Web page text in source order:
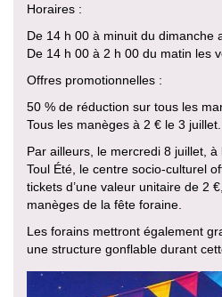
Horaires :
De 14 h 00 à minuit du dimanche
De 14 h 00 à 2 h 00 du matin les
Offres promotionnelles :
50 % de réduction sur tous les
Tous les manèges à 2 € le 3 juillet.
Par ailleurs, le mercredi 8 juillet, à
Toul Été, le centre socio-culturel
tickets d’une valeur unitaire de 2
manèges de la fête foraine.
Les forains mettront également
une structure gonflable durant